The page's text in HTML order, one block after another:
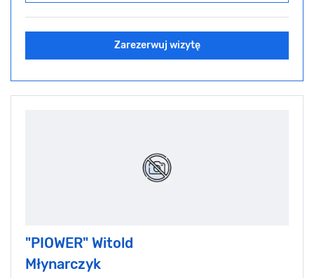
Zarezerwuj wizytę
"PIOWER" Witold
Młynarczyk